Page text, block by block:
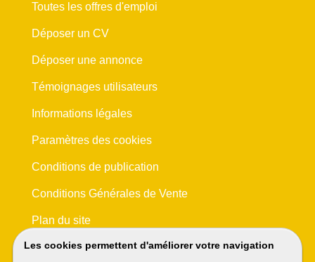
Les cookies permettent d'améliorer votre navigation
Toutes les offres d'emploi
Déposer un CV
Déposer une annonce
Témoignages utilisateurs
Informations légales
Paramètres des cookies
Conditions de publication
Conditions Générales de Vente
Plan du site